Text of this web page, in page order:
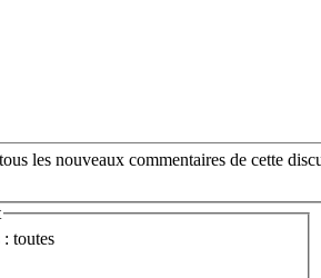
les nouveaux commentaires de cette
: toutes